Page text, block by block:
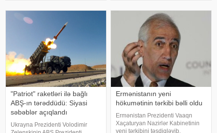
Tehran qarşısında açıq şərt
media kanalları və teleqram
səhifələri yayıb. xəbər verir ki,
"Patriot" raketləri ilə bağlı
ABŞ-ın tərəddüdü: Siyasi
səbəblər açıqlandı
Ukrayna Prezidenti Volodimir
Ermənistanın yeni
hökumətinin tərkibi bəlli oldu
Ermənistan Prezidenti Vaaqn
Xaçaturyan Nazirlər Kabinetinin
yeni tərkibini təsdiqləyib.